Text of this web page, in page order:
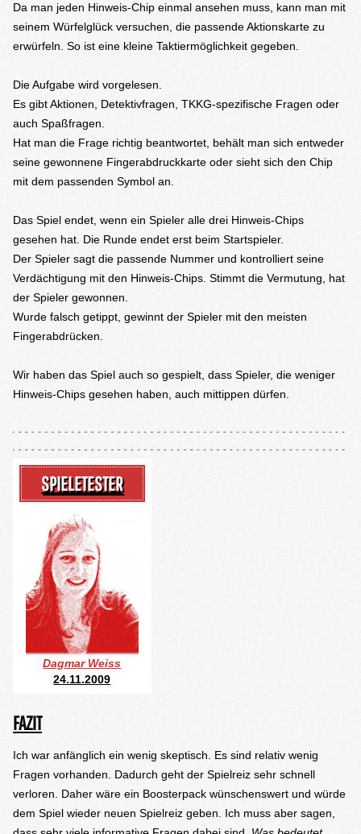
Da man jeden Hinweis-Chip einmal ansehen muss, kann man mit
seinem Würfelglück versuchen, die passende Aktionskarte zu
erwürfeln. So ist eine kleine Taktiermöglichkeit gegeben.
Die Aufgabe wird vorgelesen.
Es gibt Aktionen, Detektivfragen, TKKG-spezifische Fragen oder
auch Spaßfragen.
Hat man die Frage richtig beantwortet, behält man sich entweder
seine gewonnene Fingerabdruckkarte oder sieht sich den Chip
mit dem passenden Symbol an.
Das Spiel endet, wenn ein Spieler alle drei Hinweis-Chips
gesehen hat. Die Runde endet erst beim Startspieler.
Der Spieler sagt die passende Nummer und kontrolliert seine
Verdächtigung mit den Hinweis-Chips. Stimmt die Vermutung, hat
der Spieler gewonnen.
Wurde falsch getippt, gewinnt der Spieler mit den meisten
Fingerabdrücken.
Wir haben das Spiel auch so gespielt, dass Spieler, die weniger
Hinweis-Chips gesehen haben, auch mittippen dürfen.
SPIELETESTER
Dagmar Weiss
24.11.2009
FAZIT
Ich war anfänglich ein wenig skeptisch. Es sind relativ wenig
Fragen vorhanden. Dadurch geht der Spielreiz sehr schnell
verloren. Daher wäre ein Boosterpack wünschenswert und würde
dem Spiel wieder neuen Spielreiz geben. Ich muss aber sagen,